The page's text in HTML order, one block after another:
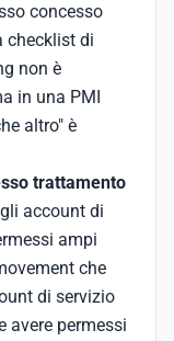
concesso
checklist di
non è
in una PMI
altro" è
trattamento
account di
ampi
che
di servizio
avere permessi